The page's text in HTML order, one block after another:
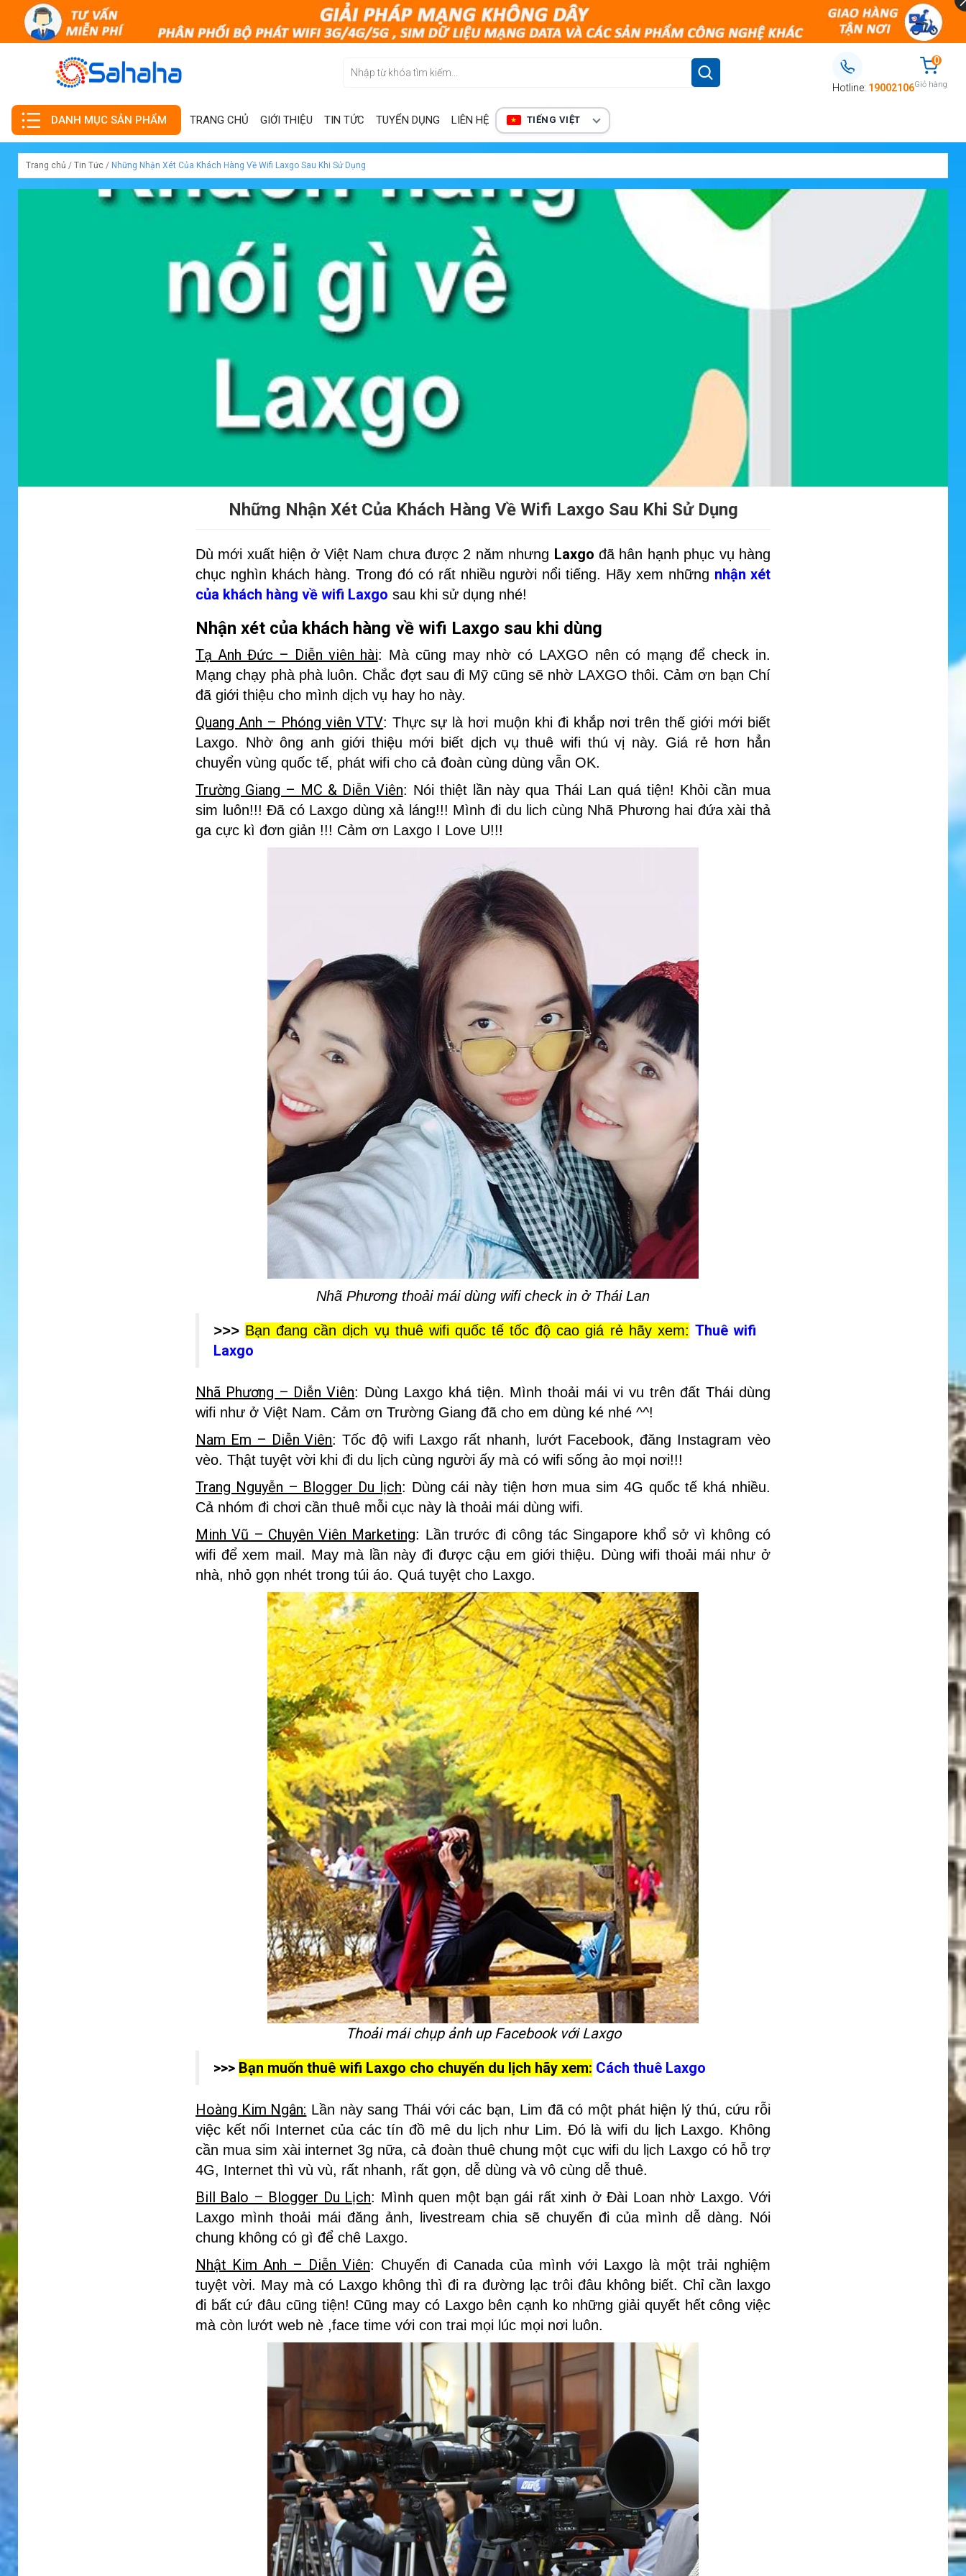
Hotline: 19002106
0
Giỏ hàng
DANH MỤC SẢN PHẨM TRANG CHỦ GIỚI THIỆU TIN TỨC TUYỂN DỤNG LIÊN HỆ TIẾNG VIỆT
Trang chủ / Tin Tức / Những Nhận Xét Của Khách Hàng Về Wifi Laxgo Sau Khi Sử Dụng
Những Nhận Xét Của Khách Hàng Về Wifi Laxgo Sau Khi Sử Dụng
Dù mới xuất hiện ở Việt Nam chưa được 2 năm nhưng Laxgo đã hân hạnh phục vụ hàng
chục nghìn khách hàng. Trong đó có rất nhiều người nổi tiếng. Hãy xem những nhận xét
của khách hàng về wifi Laxgo sau khi sử dụng nhé!
Nhận xét của khách hàng về wifi Laxgo sau khi dùng
Tạ Anh Đức – Diễn viên hài: Mà cũng may nhờ có LAXGO nên có mạng để check in.
Mạng chạy phà phà luôn. Chắc đợt sau đi Mỹ cũng sẽ nhờ LAXGO thôi. Cảm ơn bạn Chí
đã giới thiệu cho mình dịch vụ hay ho này.
Quang Anh – Phóng viên VTV: Thực sự là hơi muộn khi đi khắp nơi trên thế giới mới biết
Laxgo. Nhờ ông anh giới thiệu mới biết dịch vụ thuê wifi thú vị này. Giá rẻ hơn hẳn
chuyển vùng quốc tế, phát wifi cho cả đoàn cùng dùng vẫn OK.
Trường Giang – MC & Diễn Viên: Nói thiệt lần này qua Thái Lan quá tiện! Khỏi cần mua
sim luôn!!! Đã có Laxgo dùng xả láng!!! Mình đi du lich cùng Nhã Phương hai đứa xài thả
ga cực kì đơn giản !!! Cảm ơn Laxgo I Love U!!!
Nhã Phương thoải mái dùng wifi check in ở Thái Lan
>>> Bạn đang cần dịch vụ thuê wifi quốc tế tốc độ cao giá rẻ hãy xem: Thuê wifi
Laxgo
Nhã Phương – Diễn Viên: Dùng Laxgo khá tiện. Mình thoải mái vi vu trên đất Thái dùng
wifi như ở Việt Nam. Cảm ơn Trường Giang đã cho em dùng ké nhé ^^!
Nam Em – Diễn Viên: Tốc độ wifi Laxgo rất nhanh, lướt Facebook, đăng Instagram vèo
vèo. Thật tuyệt vời khi đi du lịch cùng người ấy mà có wifi sống ảo mọi nơi!!!
Trang Nguyễn – Blogger Du lịch: Dùng cái này tiện hơn mua sim 4G quốc tế khá nhiều.
Cả nhóm đi chơi cần thuê mỗi cục này là thoải mái dùng wifi.
Minh Vũ – Chuyên Viên Marketing: Lần trước đi công tác Singapore khổ sở vì không có
wifi để xem mail. May mà lần này đi được cậu em giới thiệu. Dùng wifi thoải mái như ở
nhà, nhỏ gọn nhét trong túi áo. Quá tuyệt cho Laxgo.
Thoải mái chụp ảnh up Facebook với Laxgo
>>> Bạn muốn thuê wifi Laxgo cho chuyến du lịch hãy xem: Cách thuê Laxgo
Hoàng Kim Ngân: Lần này sang Thái với các bạn, Lim đã có một phát hiện lý thú, cứu rỗi
việc kết nối Internet của các tín đồ mê du lịch như Lim. Đó là wifi du lịch Laxgo. Không
cần mua sim xài internet 3g nữa, cả đoàn thuê chung một cục wifi du lịch Laxgo có hỗ trợ
4G, Internet thì vù vù, rất nhanh, rất gọn, dễ dùng và vô cùng dễ thuê.
Bill Balo – Blogger Du Lịch: Mình quen một bạn gái rất xinh ở Đài Loan nhờ Laxgo. Với
Laxgo mình thoải mái đăng ảnh, livestream chia sẽ chuyến đi của mình dễ dàng. Nói
chung không có gì để chê Laxgo.
Nhật Kim Anh – Diễn Viên: Chuyến đi Canada của mình với Laxgo là một trải nghiệm
tuyệt vời. May mà có Laxgo không thì đi ra đường lạc trôi đâu không biết. Chỉ cần laxgo
đi bất cứ đâu cũng tiện! Cũng may có Laxgo bên cạnh ko những giải quyết hết công việc
mà còn lướt web nè ,face time với con trai mọi lúc mọi nơi luôn.